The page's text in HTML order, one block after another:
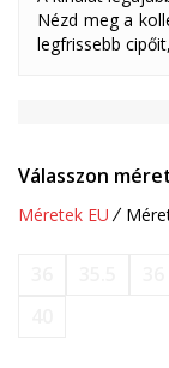
Nézd meg a
legfrissebb
Válasszon
Méretek EU